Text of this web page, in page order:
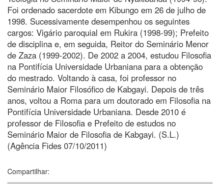
Foi ordenado sacerdote em Kibungo em 26 de julho de
1998. Sucessivamente desempenhou os seguintes
cargos: Vigário paroquial em Rukira (1998-99); Prefeito
de disciplina e, em seguida, Reitor do Seminário Menor
de Zaza (1999-2002). De 2002 a 2004, estudou Filosofia
na Pontifícia Universidade Urbaniana para a obtenção
do mestrado. Voltando à casa, foi professor no
Seminário Maior Filosófico de Kabgayi. Depois de três
anos, voltou a Roma para um doutorado em Filosofia na
Pontifícia Universidade Urbaniana. Desde 2010 é
professor de Filosofia e Prefeito de estudos no
Seminário Maior de Filosofia de Kabgayi. (S.L.)
(Agência Fides 07/10/2011)
Compartilhar: